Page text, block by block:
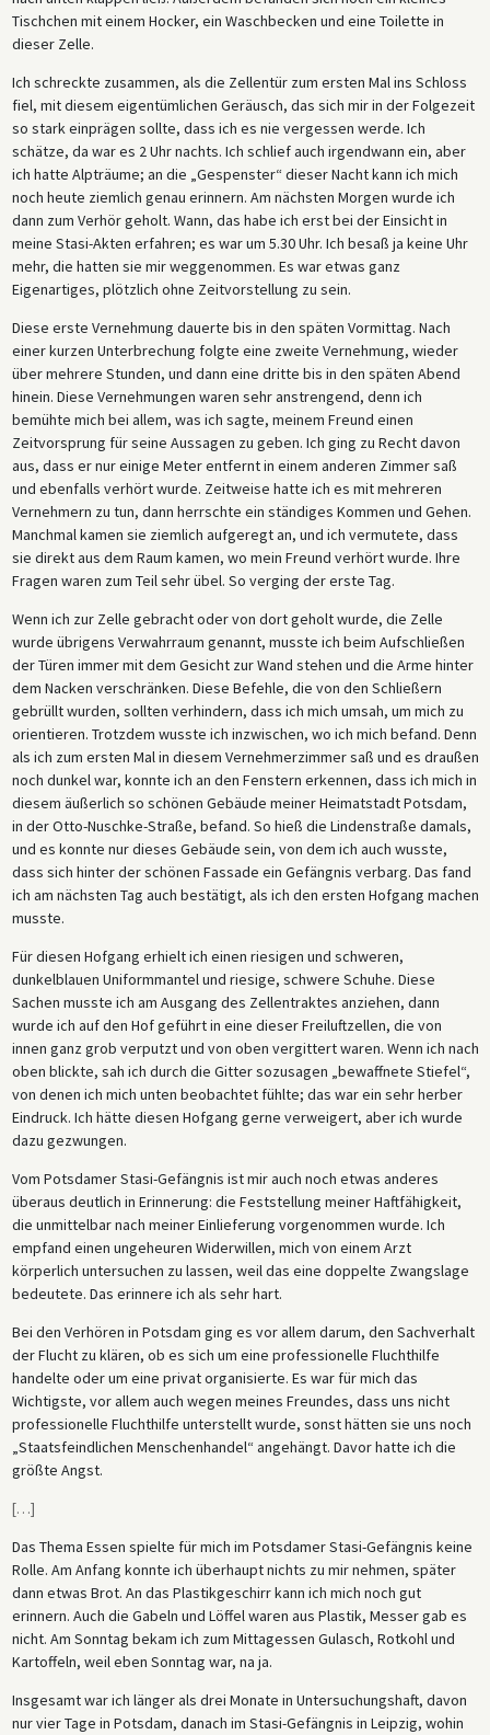
Tischchen mit einem Hocker, ein Waschbecken und eine Toilette in
dieser Zelle.
Ich schreckte zusammen, als die Zellentür zum ersten Mal ins Schloss
fiel, mit diesem eigentümlichen Geräusch, das sich mir in der Folgezeit
so stark einprägen sollte, dass ich es nie vergessen werde. Ich
schätze, da war es 2 Uhr nachts. Ich schlief auch irgendwann ein, aber
ich hatte Alpträume; an die „Gespenster“ dieser Nacht kann ich mich
noch heute ziemlich genau erinnern. Am nächsten Morgen wurde ich
dann zum Verhör geholt. Wann, das habe ich erst bei der Einsicht in
meine Stasi-Akten erfahren; es war um 5.30 Uhr. Ich besaß ja keine Uhr
mehr, die hatten sie mir weggenommen. Es war etwas ganz
Eigenartiges, plötzlich ohne Zeitvorstellung zu sein.
Diese erste Vernehmung dauerte bis in den späten Vormittag. Nach
einer kurzen Unterbrechung folgte eine zweite Vernehmung, wieder
über mehrere Stunden, und dann eine dritte bis in den späten Abend
hinein. Diese Vernehmungen waren sehr anstrengend, denn ich
bemühte mich bei allem, was ich sagte, meinem Freund einen
Zeitvorsprung für seine Aussagen zu geben. Ich ging zu Recht davon
aus, dass er nur einige Meter entfernt in einem anderen Zimmer saß
und ebenfalls verhört wurde. Zeitweise hatte ich es mit mehreren
Vernehmern zu tun, dann herrschte ein ständiges Kommen und Gehen.
Manchmal kamen sie ziemlich aufgeregt an, und ich vermutete, dass
sie direkt aus dem Raum kamen, wo mein Freund verhört wurde. Ihre
Fragen waren zum Teil sehr übel. So verging der erste Tag.
Wenn ich zur Zelle gebracht oder von dort geholt wurde, die Zelle
wurde übrigens Verwahrraum genannt, musste ich beim Aufschließen
der Türen immer mit dem Gesicht zur Wand stehen und die Arme hinter
dem Nacken verschränken. Diese Befehle, die von den Schließern
gebrüllt wurden, sollten verhindern, dass ich mich umsah, um mich zu
orientieren. Trotzdem wusste ich inzwischen, wo ich mich befand. Denn
als ich zum ersten Mal in diesem Vernehmerzimmer saß und es draußen
noch dunkel war, konnte ich an den Fenstern erkennen, dass ich mich in
diesem äußerlich so schönen Gebäude meiner Heimatstadt Potsdam,
in der Otto-Nuschke-Straße, befand. So hieß die Lindenstraße damals,
und es konnte nur dieses Gebäude sein, von dem ich auch wusste,
dass sich hinter der schönen Fassade ein Gefängnis verbarg. Das fand
ich am nächsten Tag auch bestätigt, als ich den ersten Hofgang machen
musste.
Für diesen Hofgang erhielt ich einen riesigen und schweren,
dunkelblauen Uniformmantel und riesige, schwere Schuhe. Diese
Sachen musste ich am Ausgang des Zellentraktes anziehen, dann
wurde ich auf den Hof geführt in eine dieser Freiluftzellen, die von
innen ganz grob verputzt und von oben vergittert waren. Wenn ich nach
oben blickte, sah ich durch die Gitter sozusagen „bewaffnete Stiefel“,
von denen ich mich unten beobachtet fühlte; das war ein sehr herber
Eindruck. Ich hätte diesen Hofgang gerne verweigert, aber ich wurde
dazu gezwungen.
Vom Potsdamer Stasi-Gefängnis ist mir auch noch etwas anderes
überaus deutlich in Erinnerung: die Feststellung meiner Haftfähigkeit,
die unmittelbar nach meiner Einlieferung vorgenommen wurde. Ich
empfand einen ungeheuren Widerwillen, mich von einem Arzt
körperlich untersuchen zu lassen, weil das eine doppelte Zwangslage
bedeutete. Das erinnere ich als sehr hart.
Bei den Verhören in Potsdam ging es vor allem darum, den Sachverhalt
der Flucht zu klären, ob es sich um eine professionelle Fluchthilfe
handelte oder um eine privat organisierte. Es war für mich das
Wichtigste, vor allem auch wegen meines Freundes, dass uns nicht
professionelle Fluchthilfe unterstellt wurde, sonst hätten sie uns noch
„Staatsfeindlichen Menschenhandel“ angehängt. Davor hatte ich die
größte Angst.
[…]
Das Thema Essen spielte für mich im Potsdamer Stasi-Gefängnis keine
Rolle. Am Anfang konnte ich überhaupt nichts zu mir nehmen, später
dann etwas Brot. An das Plastikgeschirr kann ich mich noch gut
erinnern. Auch die Gabeln und Löffel waren aus Plastik, Messer gab es
nicht. Am Sonntag bekam ich zum Mittagessen Gulasch, Rotkohl und
Kartoffeln, weil eben Sonntag war, na ja.
Insgesamt war ich länger als drei Monate in Untersuchungshaft, davon
nur vier Tage in Potsdam, danach im Stasi-Gefängnis in Leipzig, wohin